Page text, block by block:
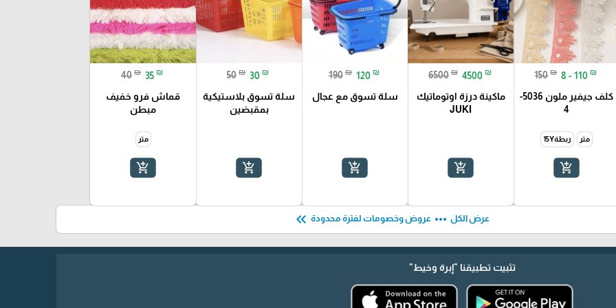
150 ₪ 8 - 110 ₪
كلف جيفير ملون 5036-
4
متر ربطة15Y
add_shopping_cart
6500 ₪ 4500 ₪
ماكينة درزة اوتوماتيك
JUKI
add_shopping_cart
190 ₪ 120 ₪
سلة تسوق مع عجال
add_shopping_cart
50 ₪ 30 ₪
سلة تسوق بلاستيكية
بمقبضين
add_shopping_cart
40 ₪ 35 ₪
قماش فرو خفيف
مبطن
متر
add_shopping_cart
عرض الكل more_horiz عروض وخصومات لفترة محدودة keyboard_double_arrow_left
تثبيت تطبيقنا "إبرة وخيط"